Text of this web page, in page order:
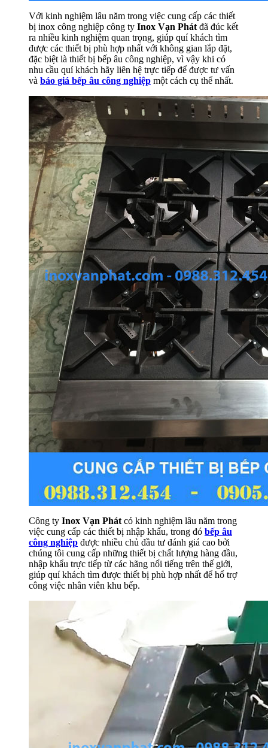
Với kinh nghiệm lâu năm trong việc cung cấp các thiết
bị inox công nghiệp công ty Inox Vạn Phát đã đúc kết
ra nhiều kinh nghiệm quan trọng, giúp quí khách tìm
được các thiết bị phù hợp nhất với không gian lắp đặt,
đặc biệt là thiết bị bếp âu công nghiệp, vì vậy khi có
nhu cầu quí khách hãy liên hệ trực tiếp để được tư vấn
và báo giá bếp âu công nghiệp một cách cụ thể nhất.
Công ty Inox Vạn Phát có kinh nghiệm lâu năm trong
việc cung cấp các thiết bị nhập khẩu, trong đó bếp âu
công nghiệp được nhiều chủ đầu tư đánh giá cao bởi
chúng tôi cung cấp những thiết bị chất lượng hàng đầu,
nhập khẩu trực tiếp từ các hãng nổi tiếng trên thế giới,
giúp quí khách tìm được thiết bị phù hợp nhất để hổ trợ
công việc nhân viên khu bếp.